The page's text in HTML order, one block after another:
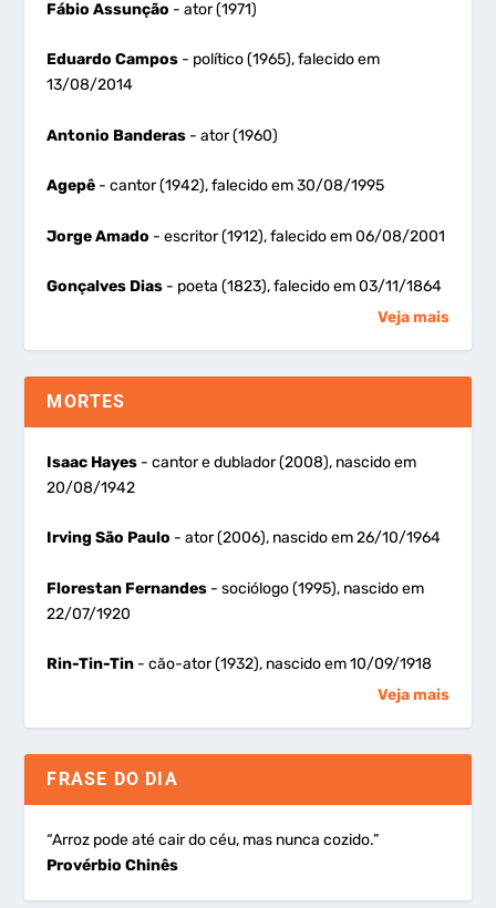
Fábio Assunção - ator (1971)
Eduardo Campos - político (1965), falecido em
13/08/2014
Antonio Banderas - ator (1960)
Agepê - cantor (1942), falecido em 30/08/1995
Jorge Amado - escritor (1912), falecido em 06/08/2001
Gonçalves Dias - poeta (1823), falecido em 03/11/1864
Veja mais
MORTES
Isaac Hayes - cantor e dublador (2008), nascido em
20/08/1942
Irving São Paulo - ator (2006), nascido em 26/10/1964
Florestan Fernandes - sociólogo (1995), nascido em
22/07/1920
Rin-Tin-Tin - cão-ator (1932), nascido em 10/09/1918
Veja mais
FRASE DO DIA
“Arroz pode até cair do céu, mas nunca cozido.”
Provérbio Chinês